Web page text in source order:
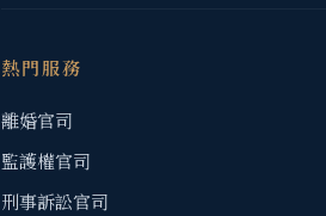
熱門服務
離婚官司
監護權官司
刑事訴訟官司